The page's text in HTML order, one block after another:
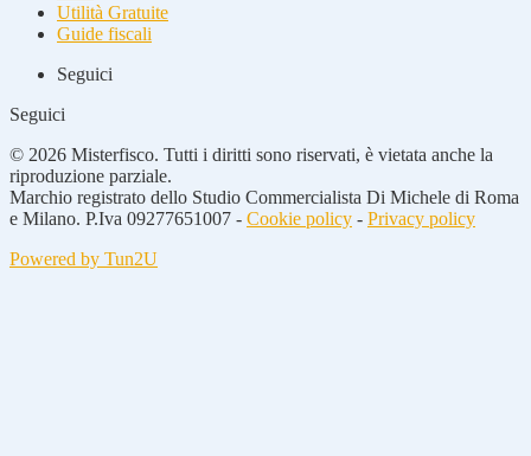
Utilità Gratuite
Guide fiscali
Seguici
Seguici
© 2026 Misterfisco. Tutti i diritti sono riservati, è vietata anche la
riproduzione parziale.
Marchio registrato dello Studio Commercialista Di Michele di Roma
e Milano. P.Iva 09277651007 - Cookie policy - Privacy policy
Powered by Tun2U